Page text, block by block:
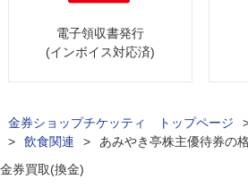
電子領収書発行
(インボイス対応済)
金券ショップチケッティ トップページ
>
飲食関連 >
あみやき亭株主優待券の
金券買取(換金)